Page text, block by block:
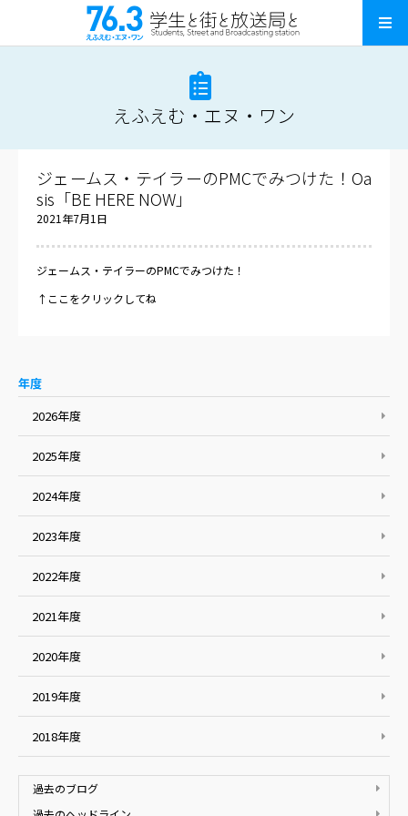
えふえむ・エヌ・ワン
ジェームス・テイラーのPMCでみつけた！Oa
sis「BE HERE NOW」
2021年7月1日
ジェームス・テイラーのPMCでみつけた！
↑ここをクリックしてね
年度
2026年度
2025年度
2024年度
2023年度
2022年度
2021年度
2020年度
2019年度
2018年度
過去のブログ